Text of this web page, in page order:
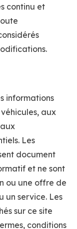
continu et
informations
aux
Les
document
et ne sont
ou une offre de
un service. Les
sur ce site
conditions